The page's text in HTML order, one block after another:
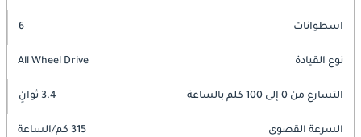
اسطوانات 6
نوع القيادة All Wheel Drive
التسارع من 0 إلى 100 كلم بالساعة 3.4 ثوانٍ
السرعة القصوى 315 كم/الساعة